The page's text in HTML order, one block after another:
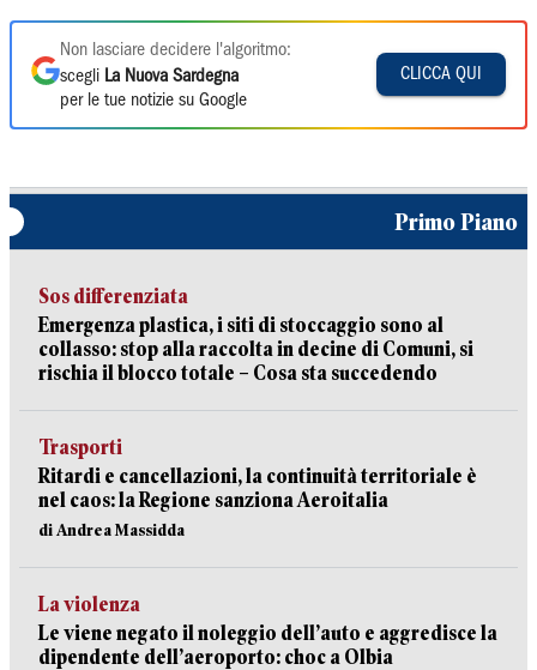
Non lasciare decidere l'algoritmo:
scegli La Nuova Sardegna
per le tue notizie su Google
CLICCA QUI
Primo Piano
Sos differenziata
Emergenza plastica, i siti di stoccaggio sono al
collasso: stop alla raccolta in decine di Comuni, si
rischia il blocco totale – Cosa sta succedendo
Trasporti
Ritardi e cancellazioni, la continuità territoriale è
nel caos: la Regione sanziona Aeroitalia
di Andrea Massidda
La violenza
Le viene negato il noleggio dell’auto e aggredisce la
dipendente dell’aeroporto: choc a Olbia